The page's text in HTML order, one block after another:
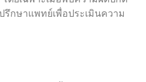
รึกษาแพทย์เพื่อประเมินความ